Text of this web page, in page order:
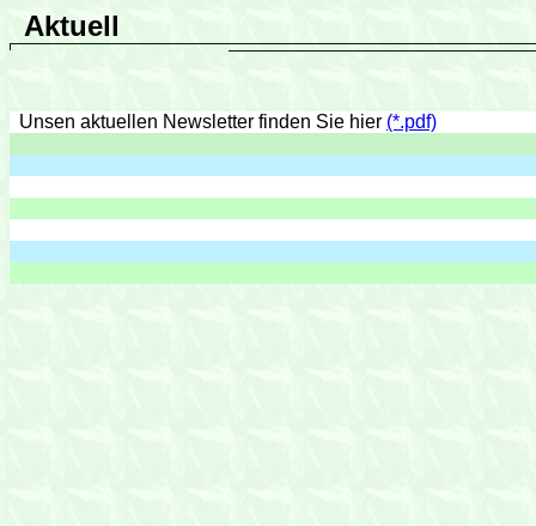
Aktuell
Unsen aktuellen Newsletter finden Sie hier (*.pdf)